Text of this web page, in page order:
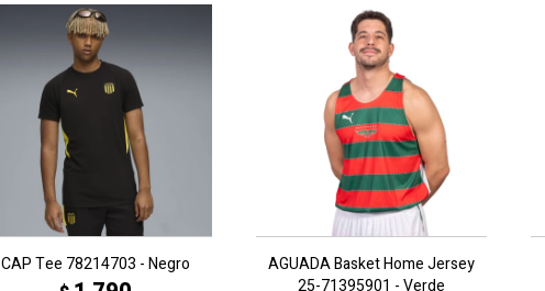
CAP Tee 78214703 - Negro
AGUADA Basket Home Jersey
25-71395901 - Verde